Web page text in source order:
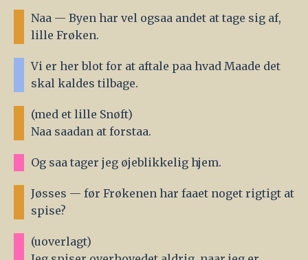
Naa — Byen har vel ogsaa andet at tage sig af,
lille Frøken.
Vi er her blot for at aftale paa hvad Maade det
skal kaldes tilbage.
(med et lille Snøft)
Naa saadan at forstaa.
Og saa tager jeg øjeblikkelig hjem.
Jøsses — før Frøkenen har faaet noget rigtigt at
spise?
(uoverlagt)